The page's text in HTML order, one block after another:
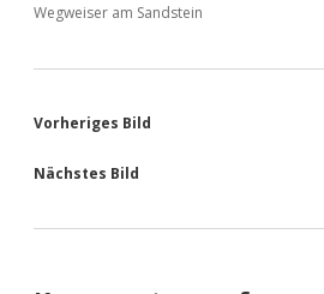
Wegweiser am Sandstein
Vorheriges Bild
Nächstes Bild